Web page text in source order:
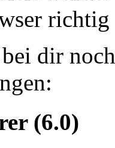
bei dir
(6.0)